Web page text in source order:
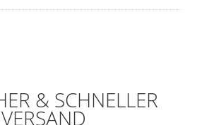
& SCHNELLER
VERSAND